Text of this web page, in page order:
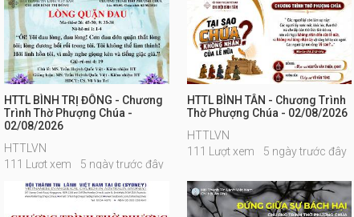
HTTL BÌNH TRỊ ĐÔNG - Chương
Trình Thờ Phượng Chúa -
02/08/2026
HTTLVN
111 Lượt xem
5 ngày trước đây
HTTL BÌNH TÂN - Chương Trình
Thờ Phượng Chúa - 02/08/2026
HTTLVN
111 Lượt xem
5 ngày trước đây